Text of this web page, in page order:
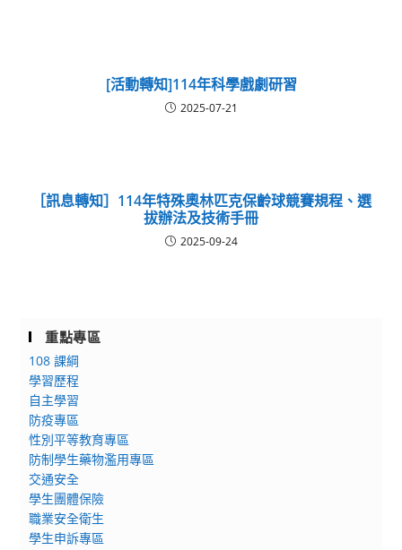
[活動轉知]114年科學戲劇研習
2025-07-21
［訊息轉知］114年特殊奧林匹克保齡球競賽規程、選
拔辦法及技術手冊
2025-09-24
重點專區
108 課綱
學習歷程
自主學習
防疫專區
性別平等教育專區
防制學生藥物濫用專區
交通安全
學生團體保險
職業安全衛生
學生申訴專區